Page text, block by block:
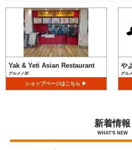
Yak & Yeti Asian Restaurant
グルメ／2F
ショップページはこちら ▶
や
グル
新着情報
WHAT'S NEW